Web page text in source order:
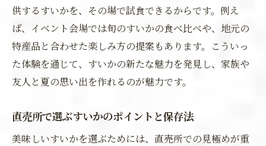
供するすいかを、その場で試食できるからです。例え
ば、イベント会場では旬のすいかの食べ比べや、地元の
特産品と合わせた楽しみ方の提案もあります。こういっ
た体験を通じて、すいかの新たな魅力を発見し、家族や
友人と夏の思い出を作れるのが魅力です。
直売所で選ぶすいかのポイントと保存法
美味しいすいかを選ぶためには、直売所での見極めが重